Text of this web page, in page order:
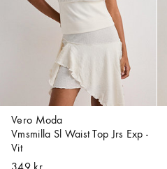
Vero Moda
Vmsmilla Sl Waist Top Jrs Exp -
Vit